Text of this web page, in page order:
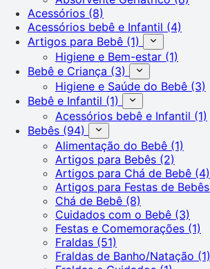
Acessórios (8)
Acessórios bebê e Infantil (4)
Artigos para Bebê (1)
Higiene e Bem-estar (1)
Bebê e Criança (3)
Higiene e Saúde do Bebê (3)
Bebê e Infantil (1)
Acessórios bebê e Infantil (1)
Bebês (94)
Alimentação do Bebê (1)
Artigos para Bebês (2)
Artigos para Chá de Bebê (4)
Artigos para Festas de Bebês
Chá de Bebê (8)
Cuidados com o Bebê (3)
Festas e Comemorações (1)
Fraldas (51)
Fraldas de Banho/Natação (1)